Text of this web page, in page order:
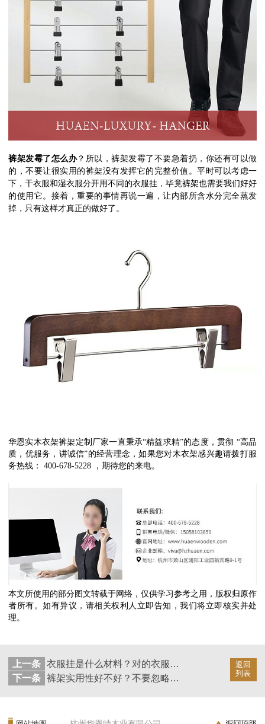
裤架发霉了怎么办？所以，裤架发霉了不要急着扔，你还有可以做
的，不要让很实用的裤架没有发挥它的完整价值。平时可以考虑一
下，干衣服和湿衣服分开用不同的衣服挂，毕竟裤架也需要我们好好
的使用它。接着，重要的事情再说一遍，让内部所含水分完全蒸发
掉，只有这样才真正的做好了。
华恩实木衣架裤架定制厂家一直秉承“精益求精”的态度，贯彻 “高品
质，优服务，讲诚信”的经营理念，如果您对木衣架感兴趣请拨打服
务热线： 400-678-5228 ，期待您的来电。
本文所使用的部分图文转载于网络，仅供学习参考之用，版权归原作
者所有。如有异议，请相关权利人立即告知，我们将立即核实并处
理。
返回
列表
上一条
衣服挂是什么材料？对的衣服挂才能给衣服好的呵护【华恩衣架】
下一条
裤架实用性好不好？不要忽略小细节【华恩衣架】